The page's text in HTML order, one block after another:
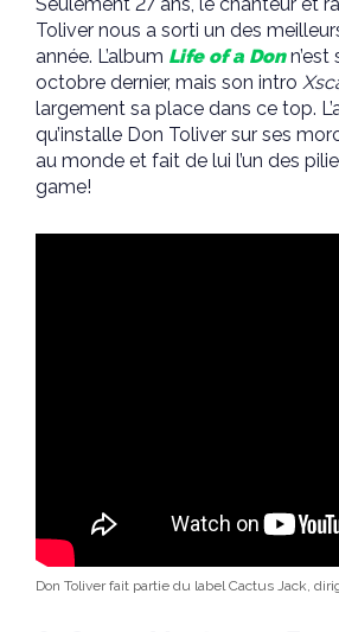
Toliver nous a sorti un des
année. L’album Life of a Don
octobre dernier, mais son intro
largement sa place dans ce top.
qu’installe Don Toliver sur ses
au monde et fait de lui l’un des
game!
Don Toliver fait partie du label Cactus Jack,